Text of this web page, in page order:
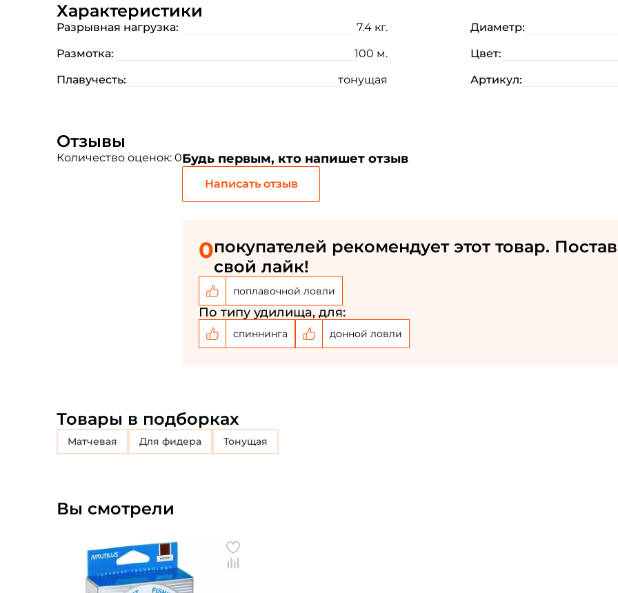
Характеристики
Разрывная нагрузка: 7.4 кг.
Диаметр:
Размотка:
100 м.
Цвет:
Плавучесть:
тонущая Артикул:
Отзывы
Количество оценок: 0Будь первым, кто напишет отзыв
Написать отзыв
0покупателей рекомендует этот товар.
свой лайк!
поплавочной ловли
По типу удилища, для:
спиннинга донной ловли
Товары в подборках
Матчевая для фидера Тонущая
Вы смотрели
ФИО: *
Email: *